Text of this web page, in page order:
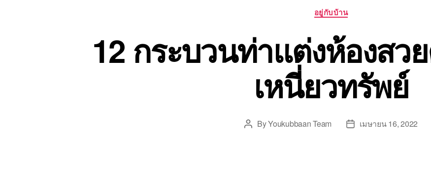
Categories
อยู่กับบ้าน
12 กระบวนท่าแต่งห้องสว
เหนี่ยวทรัพย์
PostByYoukubbaan Team
Postเมษายน 16, 2022